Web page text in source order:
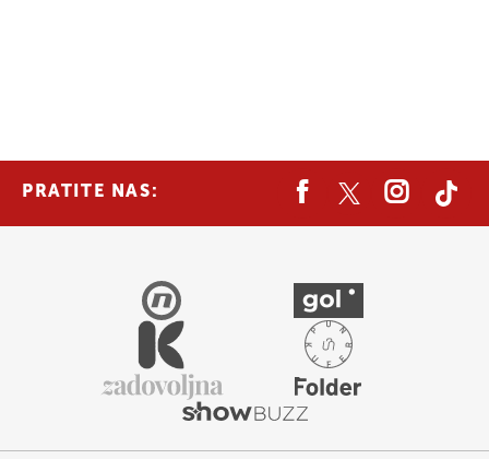
PRATITE NAS: